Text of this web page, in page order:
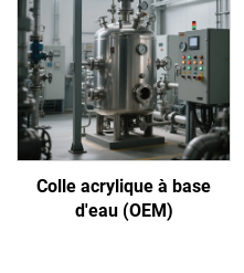
Colle acrylique à base
d'eau (OEM)